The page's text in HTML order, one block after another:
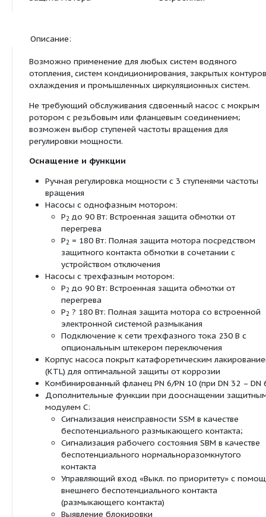
Мотор/электроника:
Создаваемые помехи EN 61000-6-3
Помехозащищенность EN 61000-6-2
Степень защиты
IP X4D
Класс изоляции
Подключение к сети
мотораP2
Частота вращения
Потребляемая мощность
P1
185 / 260 / 370
Ток при 3~400 В
Ток при 3~230 ВI
0,57 / 0,81 / 1,31
Резьбовой ввод для кабеля
2x13.5
Защита мотора Встроенная
Описание:
Возможно применение для любых систем
отопления, систем кондиционирования,
охлаждения и промышленных циркуляционных
Не требующий обслуживания сдвоенный насос
ротором с резьбовым или фланцевым
возможен выбор ступеней частоты вращения
регулировки мощности.
Оснащение и функции
Ручная регулировка мощности с 3
вращения